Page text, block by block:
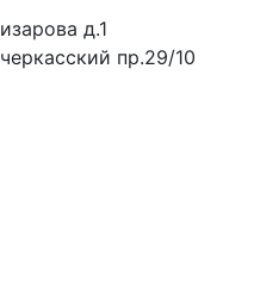
д.1
пр.29/10